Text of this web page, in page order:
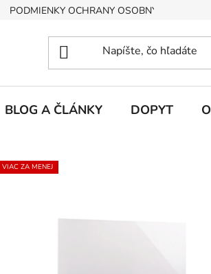
PODMIENKY OCHRANY OSOBNÝCH ÚDAJOV
BLOG A ČLÁNKY DOPYT
VIAC ZA MENEJ